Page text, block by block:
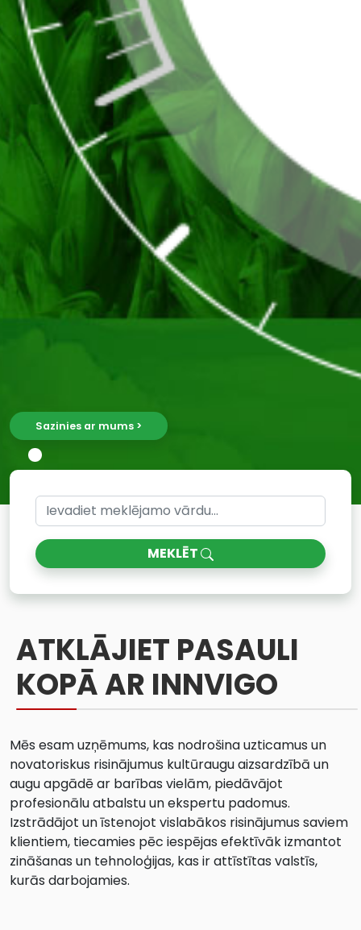
Sazinies ar mums >
MEKLĒT
ATKLĀJIET PASAULI
KOPĀ AR INNVIGO
Mēs esam uzņēmums, kas nodrošina uzticamus un
novatoriskus risinājumus kultūraugu aizsardzībā un
augu apgādē ar barības vielām, piedāvājot
profesionālu atbalstu un ekspertu padomus.
Izstrādājot un īstenojot vislabākos risinājumus saviem
klientiem, tiecamies pēc iespējas efektīvāk izmantot
zināšanas un tehnoloģijas, kas ir attīstītas valstīs,
kurās darbojamies.